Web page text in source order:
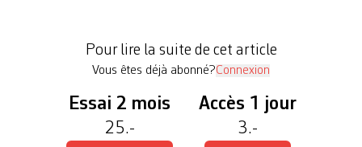
classer en noir et blanc, beaucoup de cinéastes […]
Pour lire la suite de cet article
Vous êtes déjà abonné?Connexion
Essai 2 mois
25.-
Accès 1 jour
3.-